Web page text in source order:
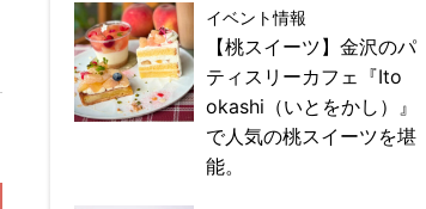
イベント情報
【桃スイーツ】金沢のパ
ティスリーカフェ『Ito
okashi（いとをかし）』
で人気の桃スイーツを堪
能。